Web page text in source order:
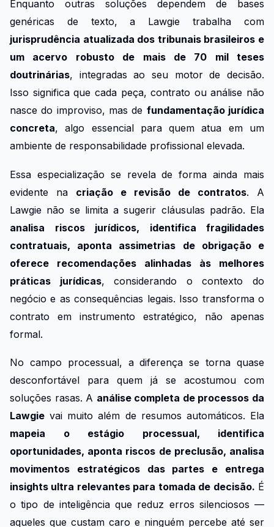
Enquanto outras soluções dependem de bases
genéricas de texto, a Lawgie trabalha com
jurisprudência atualizada dos tribunais brasileiros e
um acervo robusto de mais de 70 mil teses
doutrinárias, integradas ao seu motor de decisão.
Isso significa que cada peça, contrato ou análise não
nasce do improviso, mas de fundamentação jurídica
concreta, algo essencial para quem atua em um
ambiente de responsabilidade profissional elevada.
Essa especialização se revela de forma ainda mais
evidente na criação e revisão de contratos. A
Lawgie não se limita a sugerir cláusulas padrão. Ela
analisa riscos jurídicos, identifica fragilidades
contratuais, aponta assimetrias de obrigação e
oferece recomendações alinhadas às melhores
práticas jurídicas, considerando o contexto do
negócio e as consequências legais. Isso transforma o
contrato em instrumento estratégico, não apenas
formal.
No campo processual, a diferença se torna quase
desconfortável para quem já se acostumou com
soluções rasas. A análise completa de processos da
Lawgie vai muito além de resumos automáticos. Ela
mapeia o estágio processual, identifica
oportunidades, aponta riscos de preclusão, analisa
movimentos estratégicos das partes e entrega
insights ultra relevantes para tomada de decisão. É
o tipo de inteligência que reduz erros silenciosos —
aqueles que custam caro e ninguém percebe até ser